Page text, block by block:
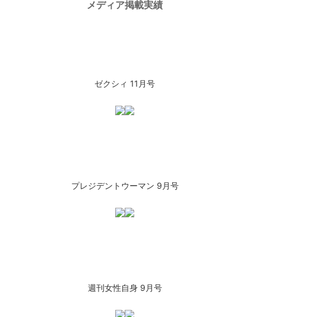
メディア掲載実績
ゼクシィ 11月号
プレジデントウーマン 9月号
週刊女性自身 9月号